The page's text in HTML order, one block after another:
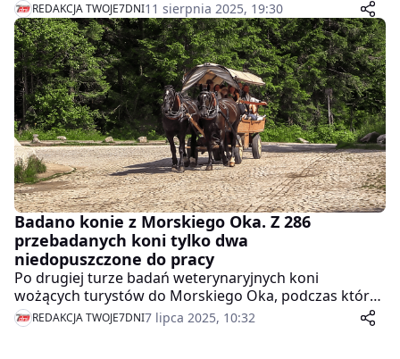
przez KJ Profil Piła oraz Miasto i Gminę Kaczory. Na
miejscowym stadionie zgromadziło się wielu
miłośników sportów konnych.
REDAKCJA TWOJE7DNI11 sierpnia 2025, 19:30
Badano konie z Morskiego Oka. Z 286
przebadanych koni tylko dwa
niedopuszczone do pracy
Po drugiej turze badań weterynaryjnych koni
wożących turystów do Morskiego Oka, podczas której
zespół weterynarzy przebadał 36 koni, dwa z nich nie
zostały dopuszczone do pracy z powodu kulawizn -
REDAKCJA TWOJE7DNI7 lipca 2025, 10:32